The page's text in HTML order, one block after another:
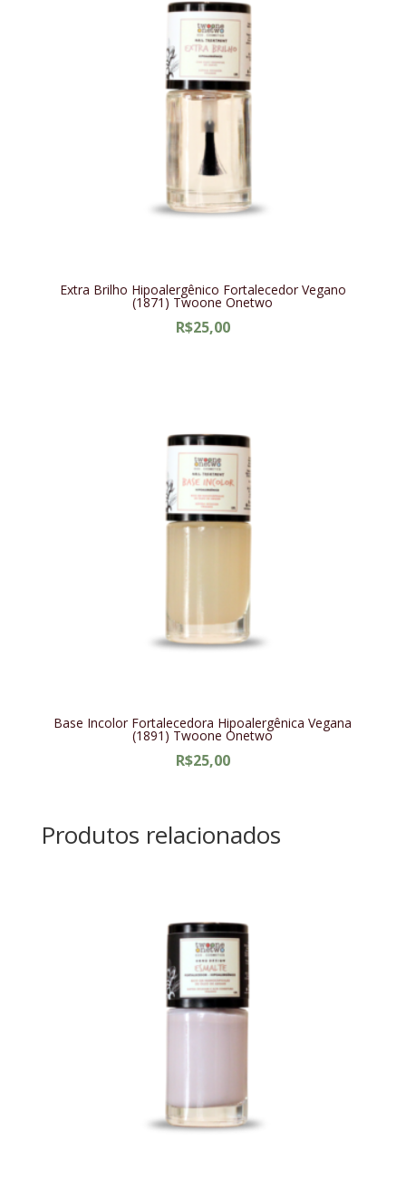
Extra Brilho Hipoalergênico Fortalecedor Vegano
(1871) Twoone Onetwo
R$25,00
Base Incolor Fortalecedora Hipoalergênica Vegana
(1891) Twoone Onetwo
R$25,00
Produtos relacionados